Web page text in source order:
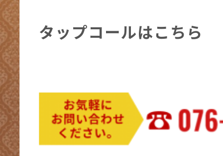
タップコールはこちら